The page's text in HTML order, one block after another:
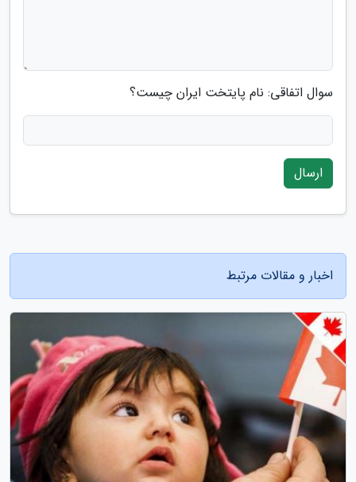
سوال اتفاقی: نام پایتخت ایران چیست؟
ارسال
اخبار و مقالات مرتبط